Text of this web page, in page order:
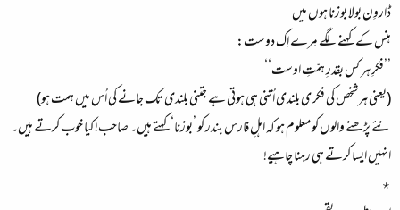
ڈاروِن بولا بوزنا ہوں میں
ہنس کے کہنے لگے مِرے اِک دوست:
’’فکرِ ہر کس بقدرِ ہمّتِ اوست‘‘
(یعنی ہرشخص کی فکر ی بلندی اُتنی ہی ہوتی ہے جتنی بلندی تک جانے کی اُس میں ہمت ہو)
نئے پڑھنے والوں کو معلوم ہو کہ اہلِ فارس بندر کو ’بوزنا‘ کہتے ہیں۔ صاحب! کیا خوب کرتے ہیں۔
انہیں ایسا کرتے ہی رہنا چاہیے!
٭